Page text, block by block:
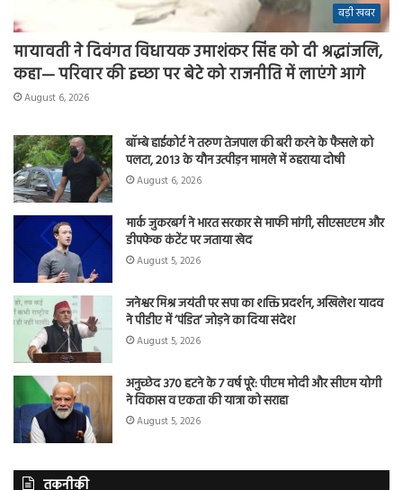
बड़ी खबर
मायावती ने दिवंगत विधायक उमाशंकर सिंह को दी श्रद्धांजलि,
कहा— परिवार की इच्छा पर बेटे को राजनीति में लाएंगे आगे
August 6, 2026
बॉम्बे हाईकोर्ट ने तरुण तेजपाल की बरी करने के फैसले को
पलटा, 2013 के यौन उत्पीड़न मामले में ठहराया दोषी
August 6, 2026
मार्क जुकरबर्ग ने भारत सरकार से माफी मांगी, सीएसएएम और
डीपफेक कंटेंट पर जताया खेद
August 5, 2026
जनेश्वर मिश्र जयंती पर सपा का शक्ति प्रदर्शन, अखिलेश यादव
ने पीडीए में ‘पंडित’ जोड़ने का दिया संदेश
August 5, 2026
अनुच्छेद 370 हटने के 7 वर्ष पूरे: पीएम मोदी और सीएम योगी
ने विकास व एकता की यात्रा को सराहा
August 5, 2026
तकनीकी